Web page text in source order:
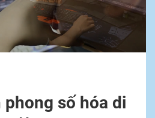
phong số hóa di